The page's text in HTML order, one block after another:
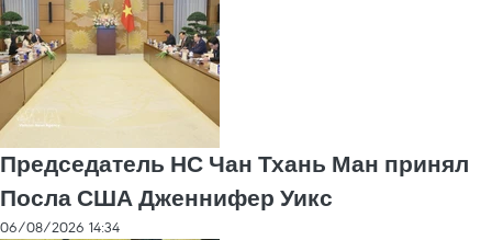
Председатель НС Чан Тхань Ман принял
Посла США Дженнифер Уикс
06/08/2026 14:34